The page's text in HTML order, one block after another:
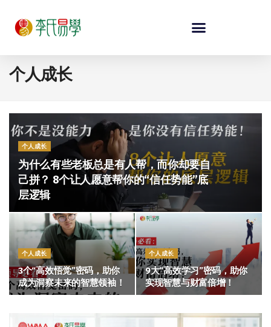
个人成长
个人成长
为什么有些老板总是有人帮，而你却要自
己拼？ 8个让人愿意帮你的“信任势能”底
层逻辑
个人成长
3个“高效悟觉”密码，助你
成为洞察未来的智慧领袖！
个人成长
9大“高效学习”密码，助你
实现智慧与财富倍增！